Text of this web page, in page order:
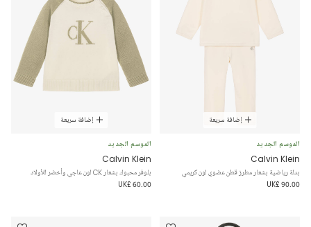
إضافة سريعة
الموسم الجديد
Calvin Klein
بدلة رياضية بشعار مطرز قطن عضوي لون كريمي
UK£ 90.00
إضافة سريعة
الموسم الجديد
Calvin Klein
بلوفر محبوك بشعار CK لون عاجي وأخضر للأولاد
UK£ 60.00